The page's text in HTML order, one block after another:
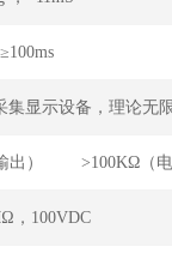
≥100ms
显示设备，理论无限
出） >100KΩ（电
，100VDC